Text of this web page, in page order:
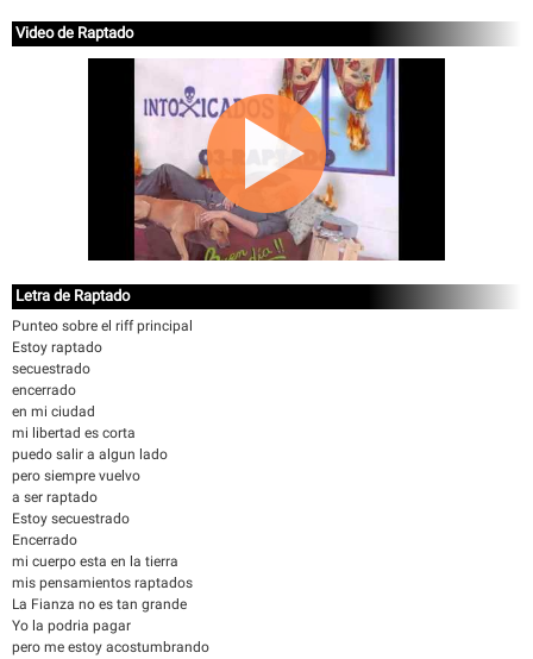
Video de Raptado
Letra de Raptado
Punteo sobre el riff principal
Estoy raptado
secuestrado
encerrado
en mi ciudad
mi libertad es corta
puedo salir a algun lado
pero siempre vuelvo
a ser raptado
Estoy secuestrado
Encerrado
mi cuerpo esta en la tierra
mis pensamientos raptados
La Fianza no es tan grande
Yo la podria pagar
pero me estoy acostumbrando